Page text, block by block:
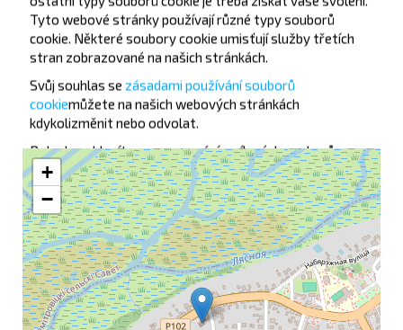
Detaily spoje Koupit
Каменец АС na mapě
+
−
Tyto webové stránky používají různé typy souborů
cookie. Některé soubory cookie umisťují služby třetích
stran zobrazované na našich stránkách.
Svůj souhlas se zásadami používání souborů
cookiemůžete na našich webových stránkách
kdykolizměnit nebo odvolat.
Pokud souhlasíte se zpracováním cílených souborů
cookie, podrobnosti o jejich zpracování naleznete na
odkazuZpracování cílených souborů cookie.
Více informací o tom,kdo jsme, jak nás můžete
kontaktovat a jak zpracovávámeosobní údaje,najdete v
našichZásadách zpracování osobních údajů.
Odmítnout vše